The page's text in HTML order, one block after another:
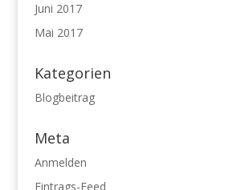
Juni 2017
Mai 2017
Kategorien
Blogbeitrag
Meta
Anmelden
Eintrags-Feed